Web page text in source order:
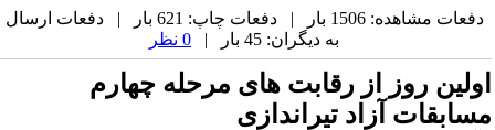
دفعات مشاهده: 1506 بار | دفعات چاپ: 621 بار | دفعات ارسال
به دیگران: 45 بار |
0 نظر
اولین روز از رقابت های مرحله چهارم
مسابقات آزاد تیراندازی